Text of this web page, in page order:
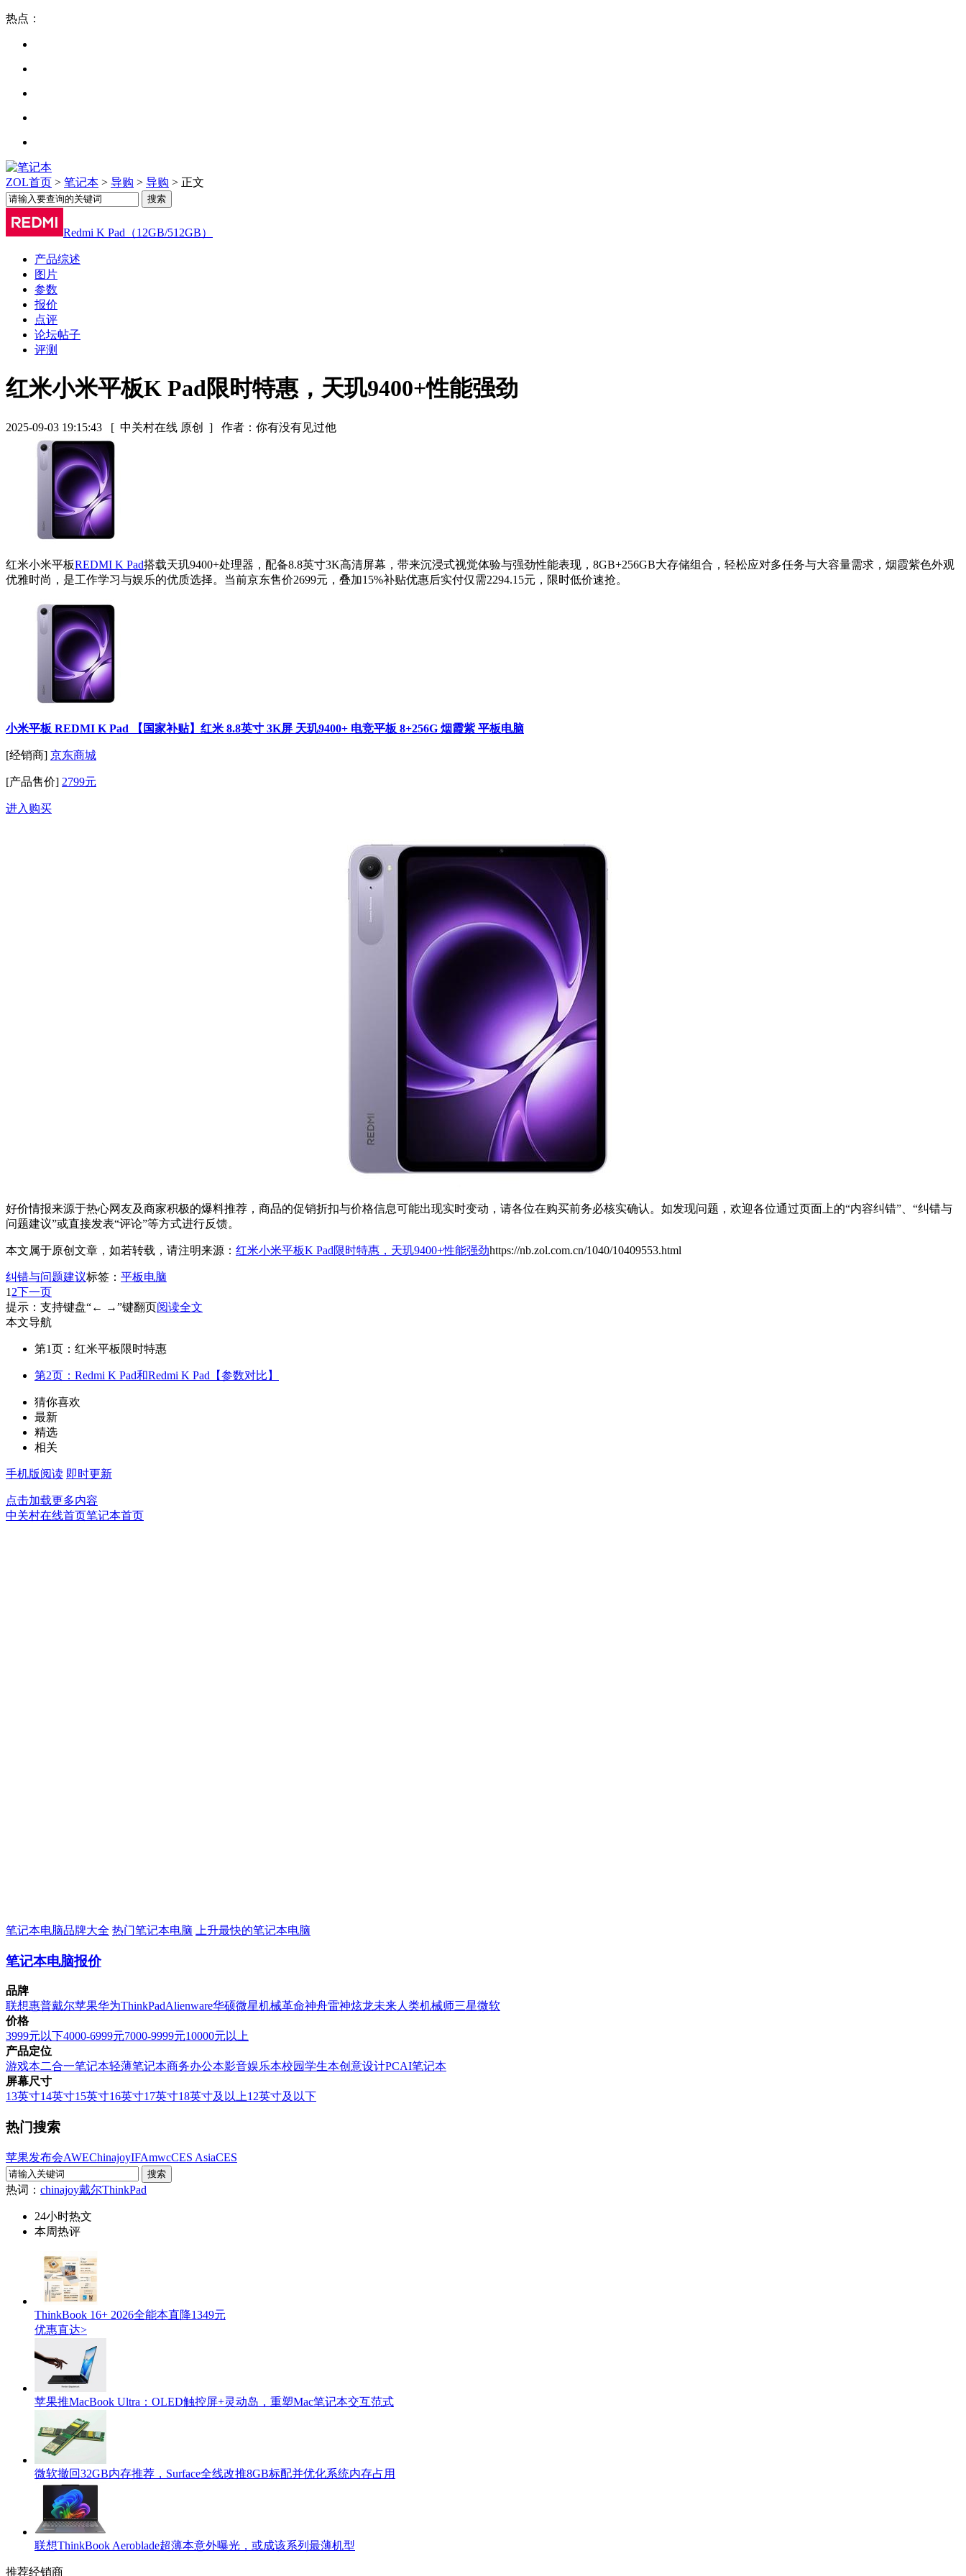
热点：
ZOL首页 > 笔记本 > 导购 > 导购 > 正文
Redmi K Pad（12GB/512GB）
产品综述
图片
参数
报价
点评
论坛帖子
评测
红米小米平板K Pad限时特惠，天玑9400+性能强劲
2025-09-03 19:15:43 [ 中关村在线 原创 ] 作者：你有没有见过他
红米小米平板REDMI K Pad搭载天玑9400+处理器，配备8.8英寸3K高清屏幕，带来沉浸式视觉体验与强劲性能表现，8GB+256GB大存储组合，轻松应对多任务与大容量需求，烟霞紫色外观
优雅时尚，是工作学习与娱乐的优质选择。当前京东售价2699元，叠加15%补贴优惠后实付仅需2294.15元，限时低价速抢。
小米平板 REDMI K Pad 【国家补贴】红米 8.8英寸 3K屏 天玑9400+ 电竞平板 8+256G 烟霞紫 平板电脑
[经销商] 京东商城
[产品售价] 2799元
进入购买
好价情报来源于热心网友及商家积极的爆料推荐，商品的促销折扣与价格信息可能出现实时变动，请各位在购买前务必核实确认。如发现问题，欢迎各位通过页面上的“内容纠错”、“纠错与
问题建议”或直接发表“评论”等方式进行反馈。
本文属于原创文章，如若转载，请注明来源： 红米小米平板K Pad限时特惠，天玑9400+性能强劲https://nb.zol.com.cn/1040/10409553.html
纠错与问题建议标签： 平板电脑
1 2下一页
提示：支持键盘“← →”键翻页阅读全文
本文导航
第1页：红米平板限时特惠
第2页：Redmi K Pad和Redmi K Pad【参数对比】
猜你喜欢
最新
精选
相关
手机版阅读 即时更新
点击加载更多内容
中关村在线首页笔记本首页
笔记本电脑品牌大全 热门笔记本电脑 上升最快的笔记本电脑
笔记本电脑报价
品牌
联想惠普戴尔苹果华为ThinkPadAlienware华硕微星机械革命神舟雷神炫龙未来人类机械师三星微软
价格
3999元以下4000-6999元7000-9999元10000元以上
产品定位
游戏本二合一笔记本轻薄笔记本商务办公本影音娱乐本校园学生本创意设计PCAI笔记本
屏幕尺寸
13英寸14英寸15英寸16英寸17英寸18英寸及以上12英寸及以下
热门搜索
苹果发布会AWEChinajoyIFAmwcCES AsiaCES
热词： chinajoy戴尔ThinkPad
24小时热文
本周热评
ThinkBook 16+ 2026全能本直降1349元
优惠直达>
苹果推MacBook Ultra：OLED触控屏+灵动岛，重塑Mac笔记本交互范式
微软撤回32GB内存推荐，Surface全线改推8GB标配并优化系统内存占用
联想ThinkBook Aeroblade超薄本意外曝光，或成该系列最薄机型
推荐经销商